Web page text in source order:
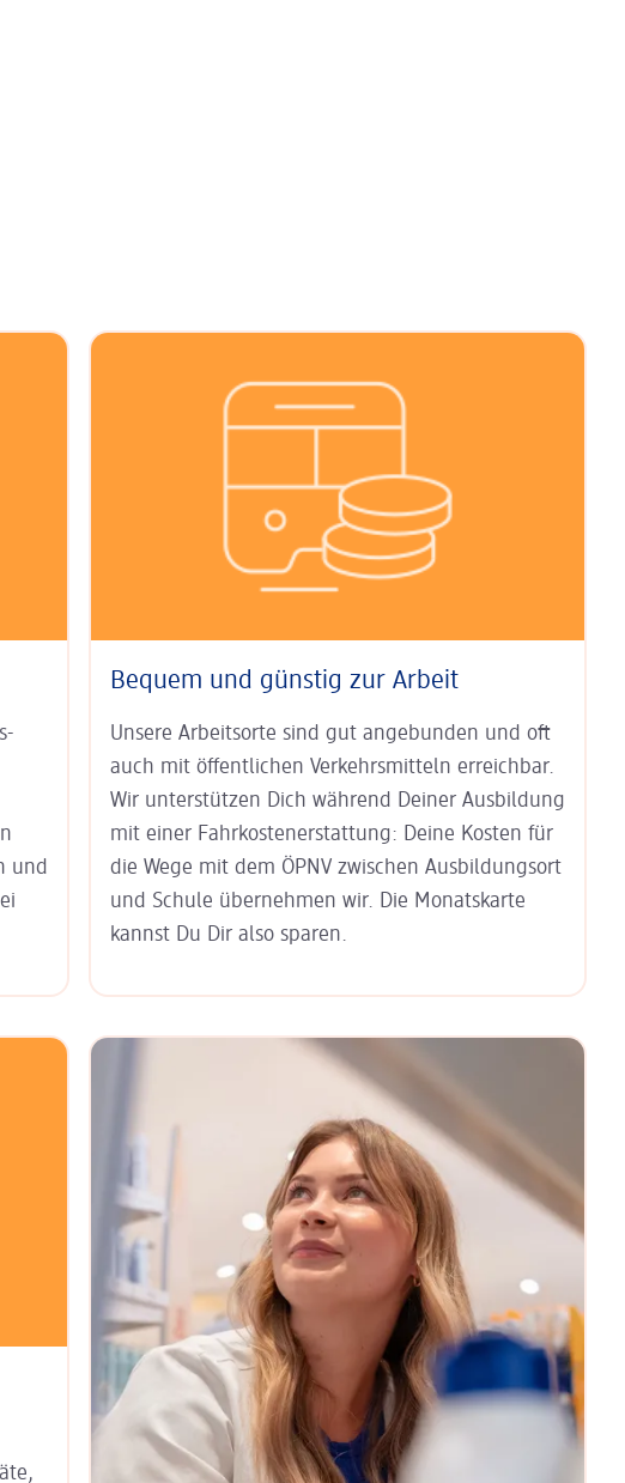
und
Bequem und günstig zur Arbeit
Unsere Arbeitsorte sind gut an­ge­bunden und oft
auch mit öffent­lichen Verkehrs­mitteln erreichbar.
Wir unterstützen Dich während Deiner Aus­bildung
mit einer Fahr­kosten­erstat­tung: Deine Kosten für
die Wege mit dem ÖPNV zwischen Ausbildungs­ort
und Schule übernehmen wir. Die Monats­karte
kannst Du Dir also sparen.